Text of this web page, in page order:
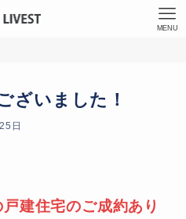
MENU
ざいました！
日
建住宅のご成約あり